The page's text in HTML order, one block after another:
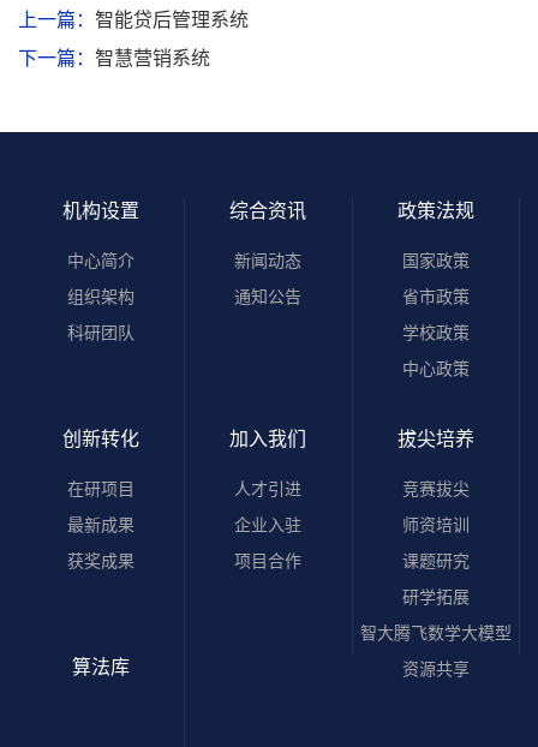
上一篇： 智能贷后管理系统
下一篇： 智慧营销系统
机构设置
中心简介
组织架构
科研团队
综合资讯
新闻动态
通知公告
政策法规
国家政策
省市政策
学校政策
中心政策
创新转化
在研项目
最新成果
获奖成果
加入我们
人才引进
企业入驻
项目合作
拔尖培养
竞赛拔尖
师资培训
课题研究
研学拓展
智大腾飞数学大模型
资源共享
算法库